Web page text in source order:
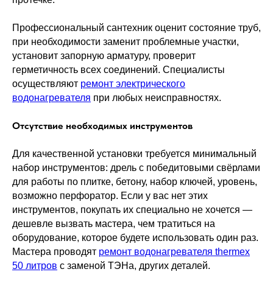
Профессиональный сантехник оценит состояние труб,
при необходимости заменит проблемные участки,
установит запорную арматуру, проверит
герметичность всех соединений. Специалисты
осуществляют ремонт электрического
водонагревателя при любых неисправностях.
Отсутствие необходимых инструментов
Для качественной установки требуется минимальный
набор инструментов: дрель с победитовыми свёрлами
для работы по плитке, бетону, набор ключей, уровень,
возможно перфоратор. Если у вас нет этих
инструментов, покупать их специально не хочется —
дешевле вызвать мастера, чем тратиться на
оборудование, которое будете использовать один раз.
Мастера проводят ремонт водонагревателя thermex
50 литров с заменой ТЭНа, других деталей.